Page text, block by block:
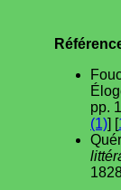
pp.
(1)] [